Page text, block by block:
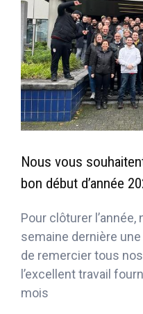
Nous vous
bon début d’année
Pour clôturer
semaine dernière
de remercier tous
l’excellent travail
mois